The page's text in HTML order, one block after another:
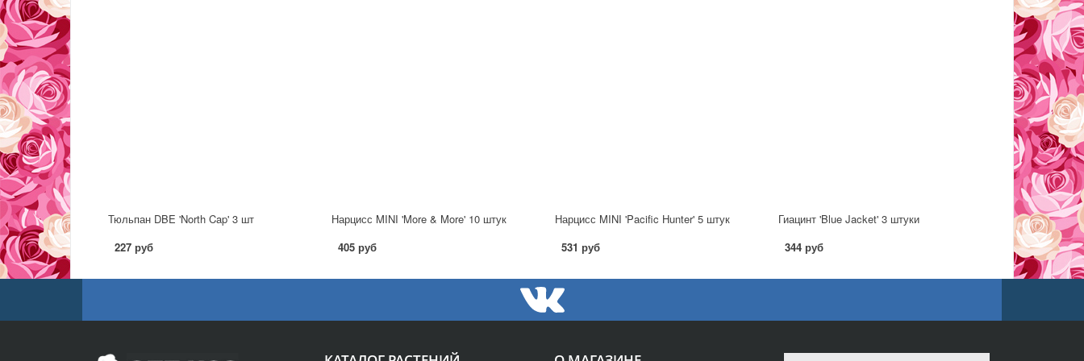
Тюльпан DBE 'North Cap' 3 шт
227 руб
Нарцисс MINI 'More & More' 10 штук
405 руб
Нарцисс MINI 'Pacific Hunter' 5 штук
531 руб
Гиацинт 'Blue Jacket' 3 штуки
344 руб